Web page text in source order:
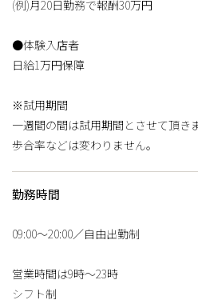
(例)月20日勤務で報酬30万円
●体験入店者
日給1万円保障
※試用期間
一週間の間は試用期間とさせて頂きま
歩合率などは変わりません。
勤務時間
09:00〜20:00／自由出勤制
営業時間は9時〜23時
シフト制